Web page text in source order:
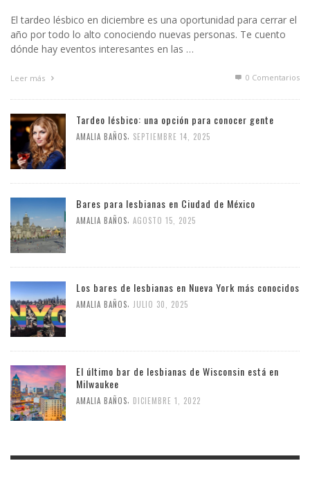
El tardeo lésbico en diciembre es una oportunidad para cerrar el
año por todo lo alto conociendo nuevas personas. Te cuento
dónde hay eventos interesantes en las …
Leer más 0 Comentarios
Tardeo lésbico: una opción para conocer gente
AMALIA BAÑOS SEPTIEMBRE 14, 2025
Bares para lesbianas en Ciudad de México
AMALIA BAÑOS AGOSTO 15, 2025
Los bares de lesbianas en Nueva York más conocidos
AMALIA BAÑOS JULIO 30, 2025
El último bar de lesbianas de Wisconsin está en
Milwaukee
AMALIA BAÑOS DICIEMBRE 1, 2022